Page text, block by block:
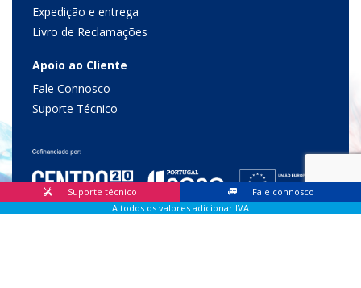
Expedição e entrega
Livro de Reclamações
Apoio ao Cliente
Fale Connosco
Suporte Técnico
Suporte técnico
Fale connosco
A todos os valores adicionar IVA